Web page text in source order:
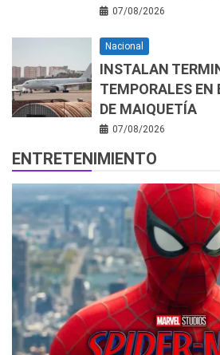
07/08/2026
Nacional
INSTALAN
TEMPORALES EN
DE MAIQUETÍA
07/08/2026
ENTRETENIMIENTO